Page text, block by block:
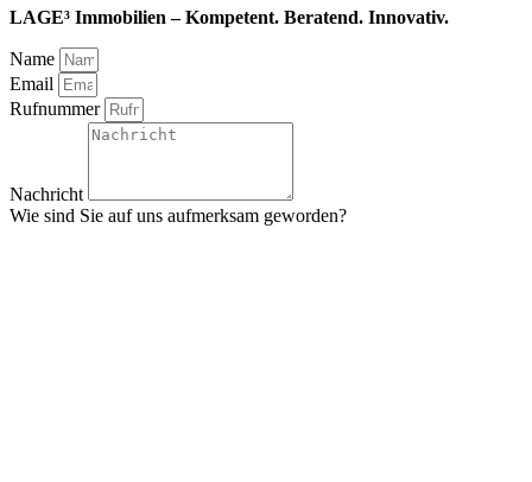
LAGE³ Immobilien – Kompetent. Beratend. Innovativ.
Name
Email
Rufnummer
Nachricht
Wie sind Sie auf uns aufmerksam geworden?